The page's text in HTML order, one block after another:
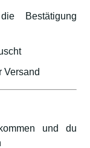
Bestätigung
Versand
und du